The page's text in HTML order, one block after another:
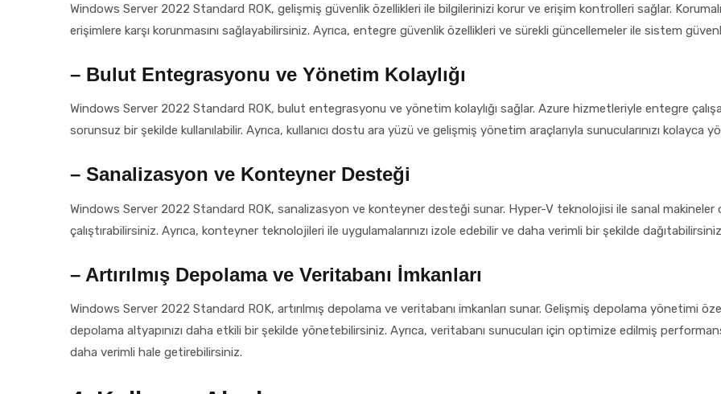
Windows Server 2022 Standard ROK, gelişmiş güvenlik özellikleri ile bilgilerinizi korur ve erişim kontrolleri sağlar.
erişimlere karşı korunmasını sağlayabilirsiniz. Ayrıca, entegre güvenlik özellikleri ve sürekli güncellemeler ile sistem
– Bulut Entegrasyonu ve Yönetim Kolaylığı
Windows Server 2022 Standard ROK, bulut entegrasyonu ve yönetim kolaylığı sağlar. Azure hizmetleriyle entegre
sorunsuz bir şekilde kullanılabilir. Ayrıca, kullanıcı dostu ara yüzü ve gelişmiş yönetim araçlarıyla sunucularınızı kolayca
– Sanalizasyon ve Konteyner Desteği
Windows Server 2022 Standard ROK, sanalizasyon ve konteyner desteği sunar. Hyper-V teknolojisi ile sanal
çalıştırabilirsiniz. Ayrıca, konteyner teknolojileri ile uygulamalarınızı izole edebilir ve daha verimli bir şekilde
– Artırılmış Depolama ve Veritabanı İmkanları
Windows Server 2022 Standard ROK, artırılmış depolama ve veritabanı imkanları sunar. Gelişmiş depolama yönetimi
depolama altyapınızı daha etkili bir şekilde yönetebilirsiniz. Ayrıca, veritabanı sunucuları için optimize edilmiş
daha verimli hale getirebilirsiniz.